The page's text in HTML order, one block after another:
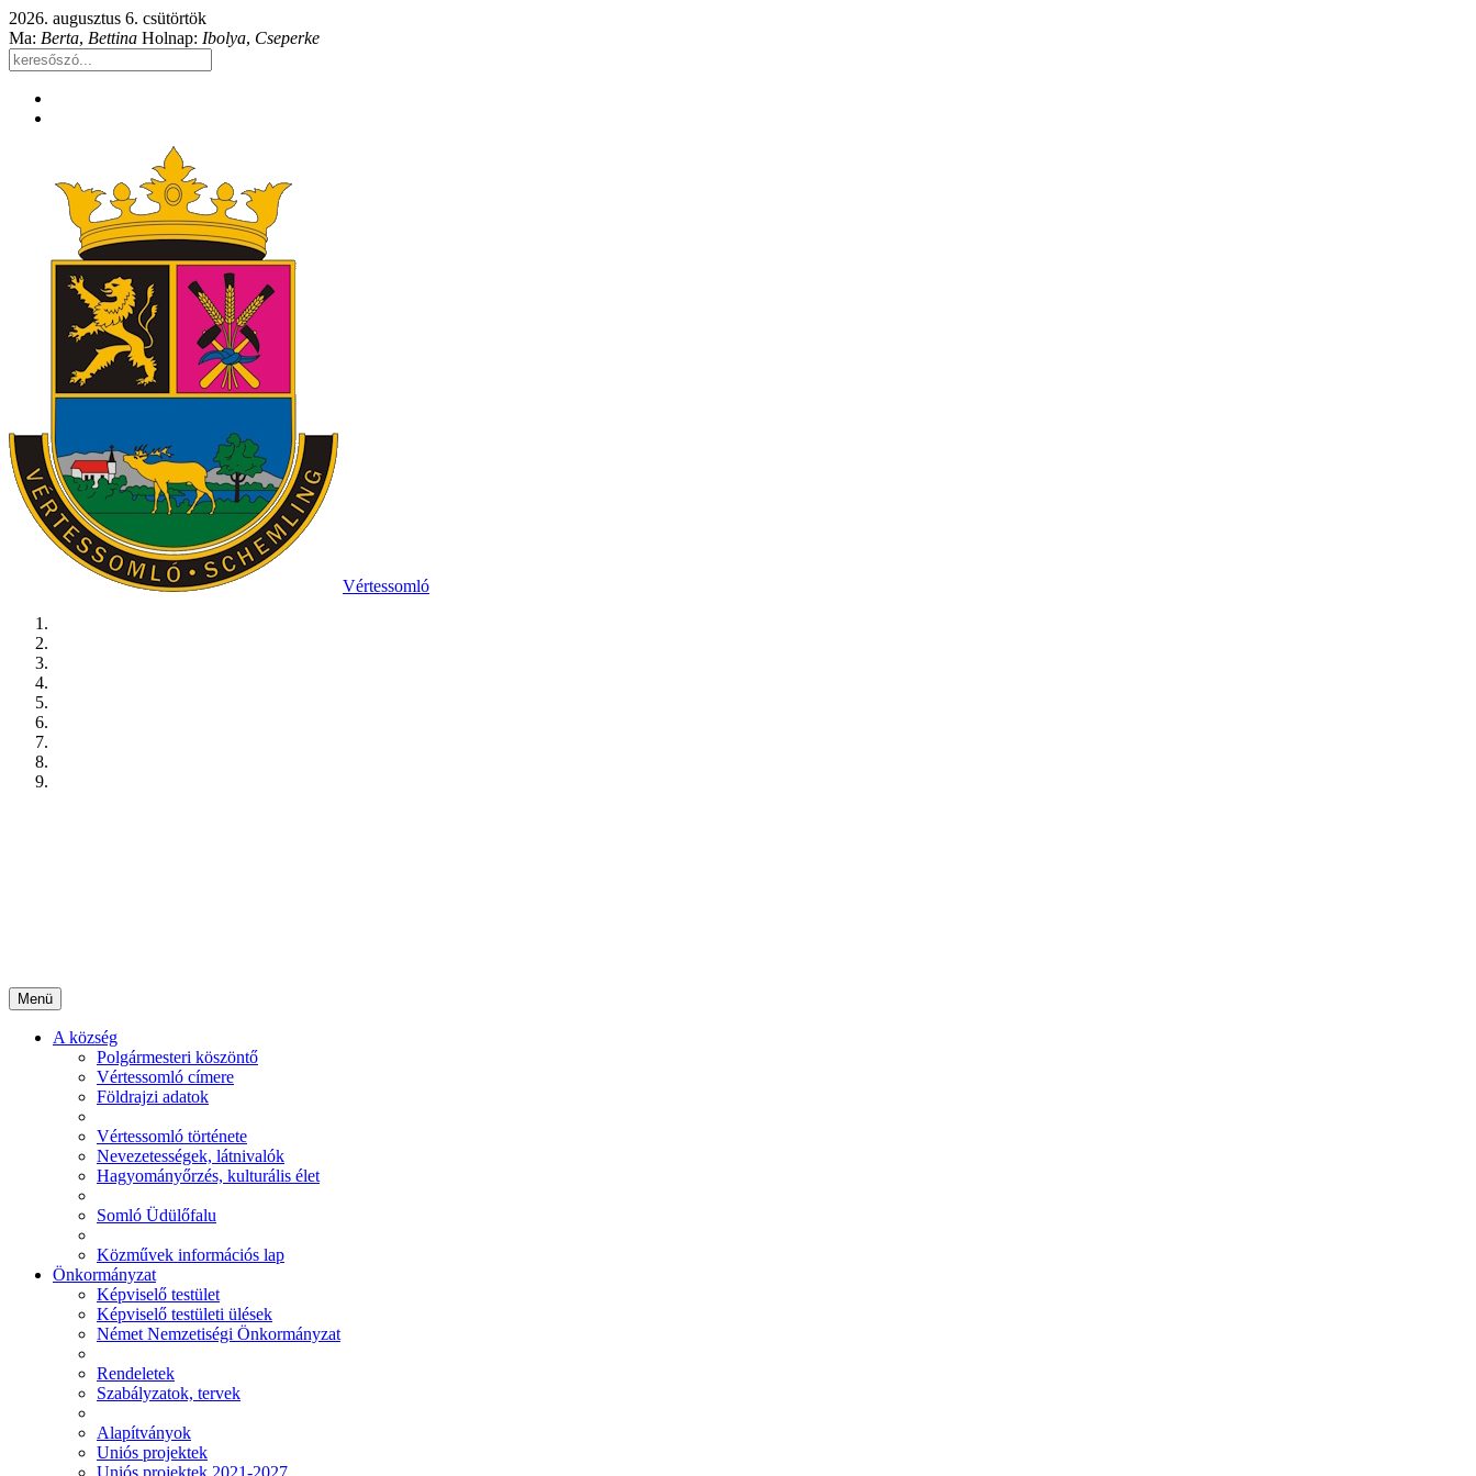
2026. augusztus 6. csütörtök
Ma: Berta, Bettina Holnap: Ibolya, Cseperke
Vértessomló
Menü
A község
Polgármesteri köszöntő
Vértessomló címere
Földrajzi adatok
Vértessomló története
Nevezetességek, látnivalók
Hagyományőrzés, kulturális élet
Somló Üdülőfalu
Közművek információs lap
Önkormányzat
Képviselő testület
Képviselő testületi ülések
Német Nemzetiségi Önkormányzat
Rendeletek
Szabályzatok, tervek
Alapítványok
Uniós projektek
Uniós projektek 2021-2027